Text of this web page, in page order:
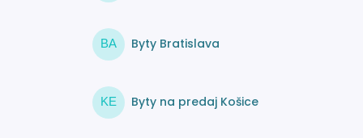
BA Byty Bratislava
KE Byty na predaj Košice